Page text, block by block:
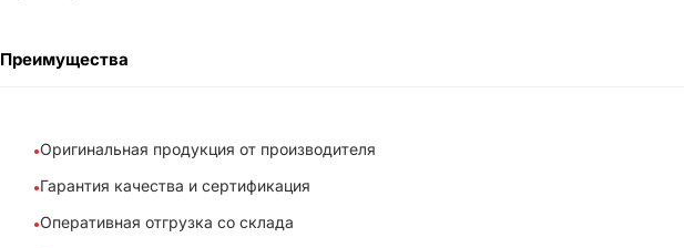
Преимущества
Оригинальная продукция от производителя
Гарантия качества и сертификация
Оперативная отгрузка со склада